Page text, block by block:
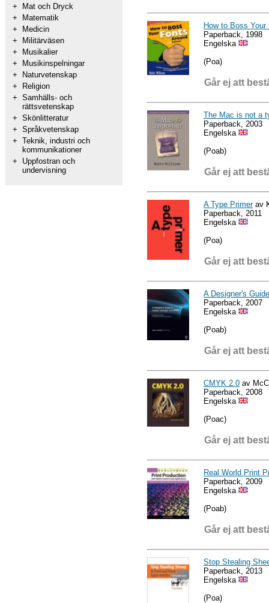
+
Mat och Dryck
+
Matematik
+
Medicin
+
Militärväsen
+
Musikalier
+
Musikinspelningar
+
Naturvetenskap
+
Religion
+ Samhälls- och
rättsvetenskap
+ Skönlitteratur
+ Språkvetenskap
+ Teknik, industri och
kommunikationer
+
Uppfostran och
undervisning
How to Boss Your
Paperback, 1998
Engelska
(Poa)
Går ej att
The Mac is not a
Paperback, 2003
Engelska
(Poab)
Går ej att
A Type Primerav
Paperback, 2011
Engelska
(Poa)
Går ej att
A Designer's
Paperback, 2007
Engelska
(Poab)
Går ej att
CMYK 2.0 av
Paperback, 2008
Engelska
(Poac)
Går ej att
Real World Print
Paperback, 2009
Engelska
(Poab)
Går ej att
Stop Stealing
Paperback, 2013
Engelska
(Poa)